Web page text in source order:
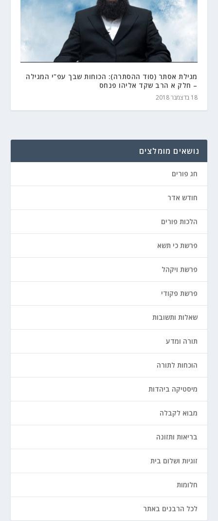
מגילת אסתר (סוד ההסתרה): הכוחות שבך עפ"י המגילה
– חלק א הרב שקד אליהו פנחס
18 בדצמבר 2018
נושאים מומלצים
חג פורים
חודש אדר
הלכות פורים
פרשת כי תשא
פרשת ויקהל
פרשת פקודי
שאלות ותשובות
תורה ומדע
הוכחות לתורה
מיסטיקה ביהדות
מבוא לקבלה
בריאות ותזונה
זוגיות ושלום בית
חלומות
לכל הרבנים באתר